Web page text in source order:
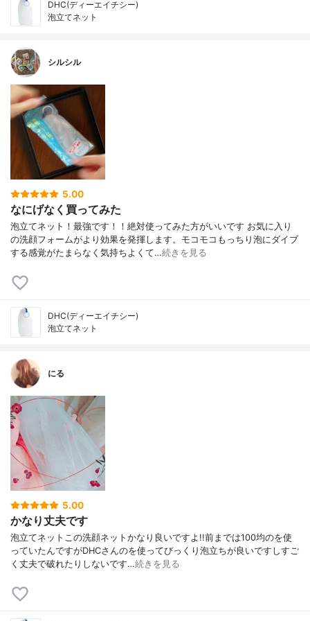
DHC(ディーエイチシー)
泡立てネット
シルシル
5.00
なにげなく買ってみた
泡立てネット！最強です！！絶対使ってみた方がいいです お気に入り
の洗顔フォームがより効果を発揮します。モコモコもっちり泡にダイブ
する感覚がたまらなく気持ちよくて…続きを見る
DHC(ディーエイチシー)
泡立てネット
にる
5.00
かなり丈夫です
泡立てネットこの洗顔ネットかなり良いですよ!!前までは100均のを使
っていたんですがDHCさんのを使ってびっくり泡立ちが良いですしすご
く丈夫で破れたりしないです…続きを見る